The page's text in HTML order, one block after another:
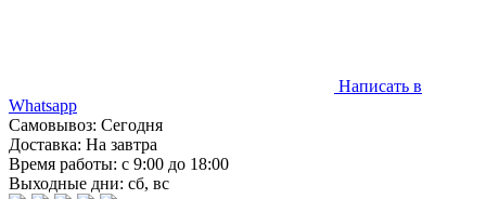
Написать в
Whatsapp
Самовывоз: Сегодня
Доставка: На завтра
Время работы: с 9:00 до 18:00
Выходные дни: сб, вс